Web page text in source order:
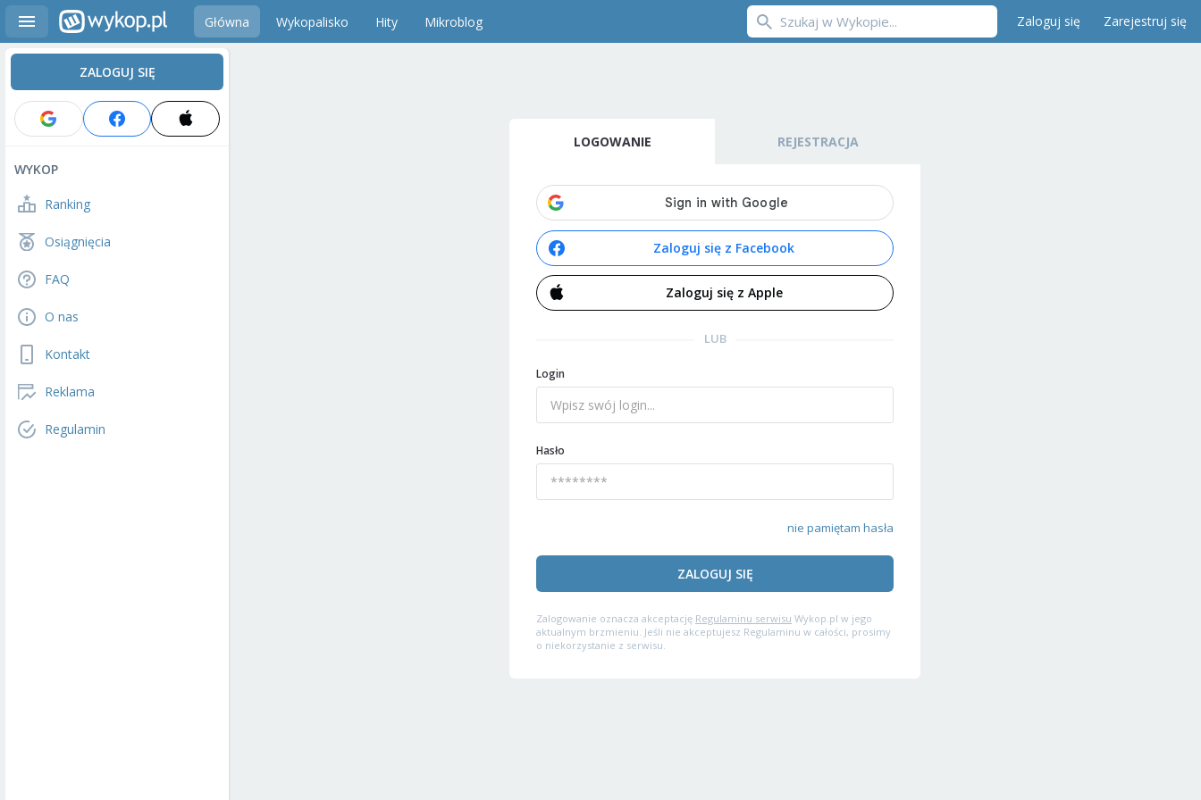
Główna Wykopalisko Hity Mikroblog Zaloguj się Zarejestruj się
ZALOGUJ SIĘ
WYKOP
Ranking
Osiągnięcia
FAQ
O nas
Kontakt
Reklama
Regulamin
LOGOWANIE REJESTRACJA
Zaloguj się z Facebook
Zaloguj się z Apple
LUB
Login
Hasło
nie pamiętam hasła
ZALOGUJ SIĘ
Zalogowanie oznacza akceptację Regulaminu serwisu Wykop.pl w jego
aktualnym brzmieniu. Jeśli nie akceptujesz Regulaminu w całości, prosimy
o niekorzystanie z serwisu.